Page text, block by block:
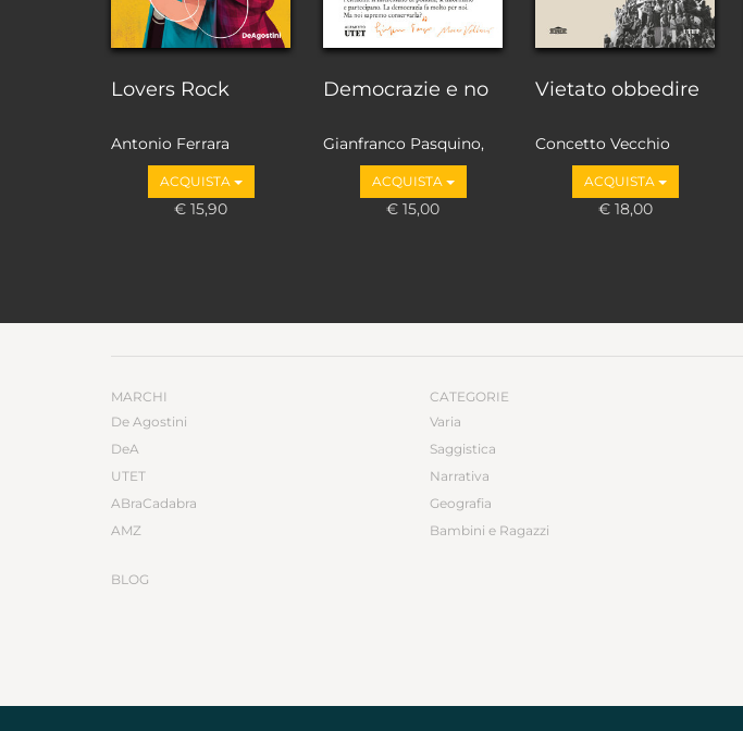
Lovers Rock
Antonio Ferrara
ACQUISTA
€ 15,90
Democrazie e no
Gianfranco Pasquino,
Marco Valbruzzi
ACQUISTA
€ 15,00
Vietato obbedire
Concetto Vecchio
ACQUISTA
€ 18,00
MARCHI
De Agostini
DeA
UTET
ABraCadabra
AMZ
BLOG
CATEGORIE
Varia
Saggistica
Narrativa
Geografia
Bambini e Ragazzi